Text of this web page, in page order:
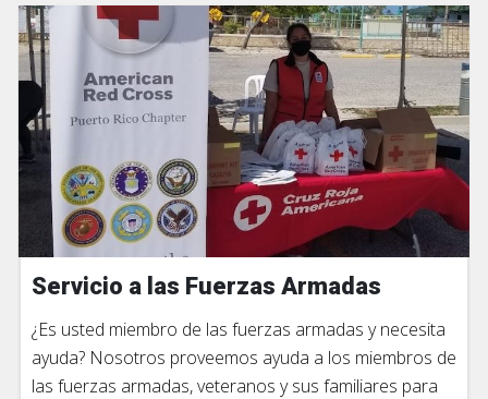
Servicio a las Fuerzas Armadas
¿Es usted miembro de las fuerzas armadas y necesita
ayuda? Nosotros proveemos ayuda a los miembros de
las fuerzas armadas, veteranos y sus familiares para